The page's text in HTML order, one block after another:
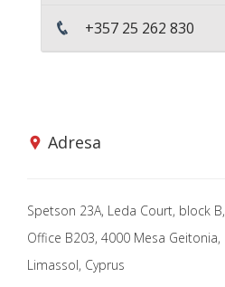
+357 25 262 830
Adresa
Spetson 23A, Leda Court, block B,
Office B203, 4000 Mesa Geitonia,
Limassol, Cyprus